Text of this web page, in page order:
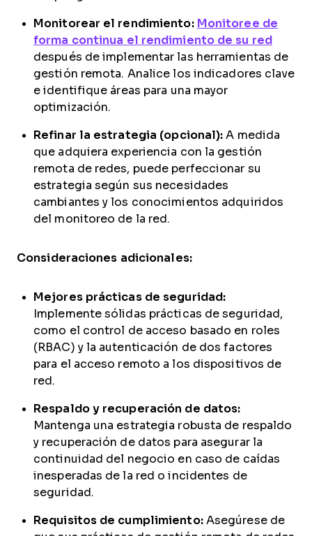
Monitorear el rendimiento: Monitoree de
forma continua el rendimiento de su red
después de implementar las herramientas de
gestión remota. Analice los indicadores clave
e identifique áreas para una mayor
optimización.
Refinar la estrategia (opcional): A medida
que adquiera experiencia con la gestión
remota de redes, puede perfeccionar su
estrategia según sus necesidades
cambiantes y los conocimientos adquiridos
del monitoreo de la red.
Consideraciones adicionales:
Mejores prácticas de seguridad:
Implemente sólidas prácticas de seguridad,
como el control de acceso basado en roles
(RBAC) y la autenticación de dos factores
para el acceso remoto a los dispositivos de
red.
Respaldo y recuperación de datos:
Mantenga una estrategia robusta de respaldo
y recuperación de datos para asegurar la
continuidad del negocio en caso de caídas
inesperadas de la red o incidentes de
seguridad.
Requisitos de cumplimiento:Asegúrese de